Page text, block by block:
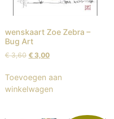
wenskaart Zoe Zebra –
Bug Art
€3,60 € 3,00
Toevoegen aan
winkelwagen